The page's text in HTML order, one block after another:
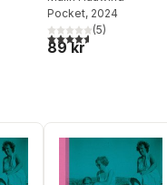
Totalt antal röster:
Pocket, 2024
4,6utav 5 stjärnor.
(5)
89 kr